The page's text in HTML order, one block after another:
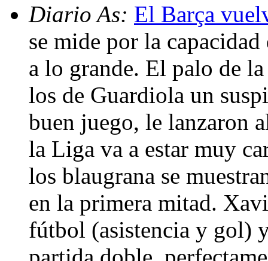
Diario As: El Barça
se mide por la
a lo grande. El palo de
los de Guardiola un
buen juego, le lanzaron
la Liga va a estar muy
los blaugrana se
en la primera mitad.
fútbol (asistencia y gol)